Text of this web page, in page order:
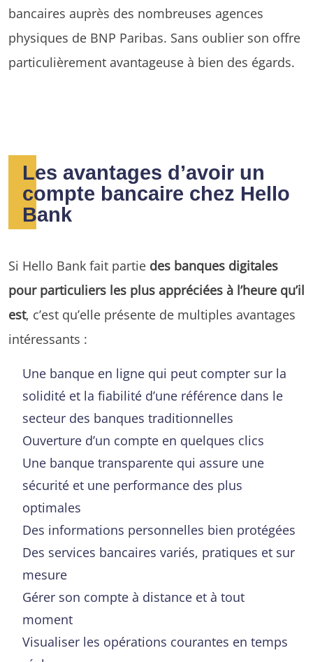
bancaires auprès des nombreuses agences
physiques de BNP Paribas. Sans oublier son offre
particulièrement avantageuse à bien des égards.
Les avantages d’avoir un
compte bancaire chez Hello
Bank
Si Hello Bank fait partie des banques digitales
pour particuliers les plus appréciées à l’heure qu’il
est, c’est qu’elle présente de multiples avantages
intéressants :
Une banque en ligne qui peut compter sur la
solidité et la fiabilité d’une référence dans le
secteur des banques traditionnelles
Ouverture d’un compte en quelques clics
Une banque transparente qui assure une
sécurité et une performance des plus
optimales
Des informations personnelles bien protégées
Des services bancaires variés, pratiques et sur
mesure
Gérer son compte à distance et à tout
moment
Visualiser les opérations courantes en temps